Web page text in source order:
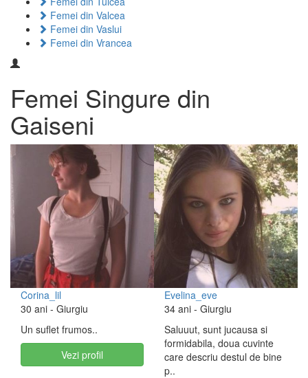
Femei din Valcea
Femei din Vaslui
Femei din Vrancea
Femei Singure din
Gaiseni
Corina_lil
30 ani - Giurgiu
Un suflet frumos..
Vezi profil
Evelina_eve
34 ani - Giurgiu
Saluuut, sunt jucausa si
formidabila, doua cuvinte
care descriu destul de bine
p..